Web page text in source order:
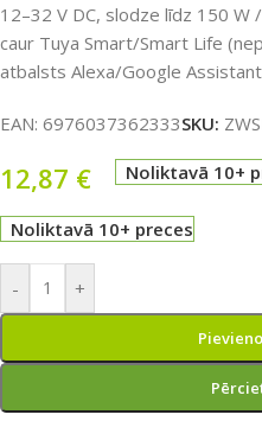
12–32 V DC, slodze līdz 150 W
caur Tuya Smart/Smart Life
atbalsts Alexa/Google
EAN: 6976037362333SKU:
12,87 € Noliktavā 10+
Noliktavā 10+ preces
- +